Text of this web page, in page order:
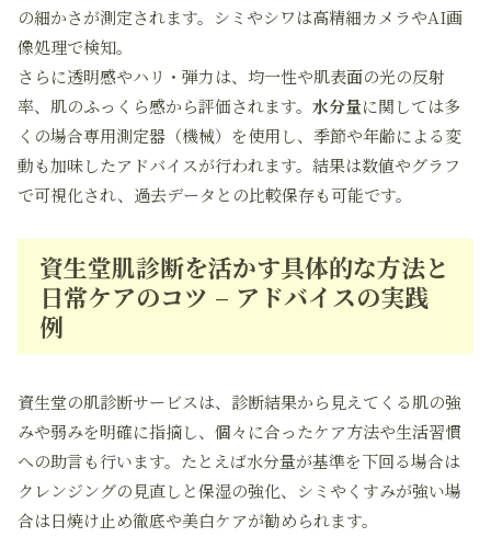
の細かさが測定されます。シミやシワは高精細カメラやAI画
像処理で検知。
さらに透明感やハリ・弾力は、均一性や肌表面の光の反射
率、肌のふっくら感から評価されます。 水分量に関しては多
くの場合専用測定器（機械）を使用し、季節や年齢による変
動も加味したアドバイスが行われます。結果は数値やグラフ
で可視化され、過去データとの比較保存も可能です。
資生堂肌診断を活かす具体的な方法と
日常ケアのコツ – アドバイスの実践
例
資生堂の肌診断サービスは、診断結果から見えてくる肌の強
みや弱みを明確に指摘し、個々に合ったケア方法や生活習慣
への助言も行います。たとえば水分量が基準を下回る場合は
クレンジングの見直しと保湿の強化、シミやくすみが強い場
合は日焼け止め徹底や美白ケアが勧められます。